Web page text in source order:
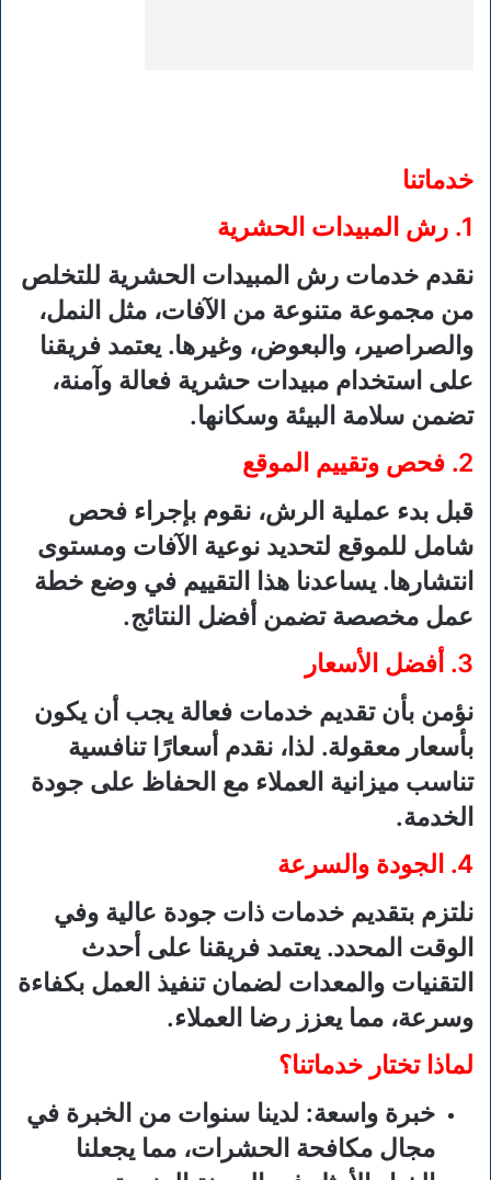
خدماتنا
1. رش المبيدات الحشرية
نقدم خدمات رش المبيدات الحشرية للتخلص
من مجموعة متنوعة من الآفات، مثل النمل،
والصراصير، والبعوض، وغيرها. يعتمد فريقنا
على استخدام مبيدات حشرية فعالة وآمنة،
تضمن سلامة البيئة وسكانها.
2. فحص وتقييم الموقع
قبل بدء عملية الرش، نقوم بإجراء فحص
شامل للموقع لتحديد نوعية الآفات ومستوى
انتشارها. يساعدنا هذا التقييم في وضع خطة
عمل مخصصة تضمن أفضل النتائج.
3. أفضل الأسعار
نؤمن بأن تقديم خدمات فعالة يجب أن يكون
بأسعار معقولة. لذا، نقدم أسعارًا تنافسية
تناسب ميزانية العملاء مع الحفاظ على جودة
الخدمة.
4. الجودة والسرعة
نلتزم بتقديم خدمات ذات جودة عالية وفي
الوقت المحدد. يعتمد فريقنا على أحدث
التقنيات والمعدات لضمان تنفيذ العمل بكفاءة
وسرعة، مما يعزز رضا العملاء.
لماذا تختار خدماتنا؟
خبرة واسعة: لدينا سنوات من الخبرة في
مجال مكافحة الحشرات، مما يجعلنا